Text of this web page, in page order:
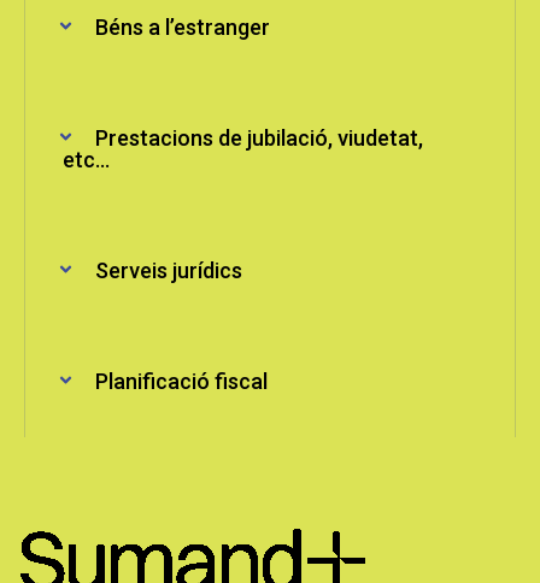
Béns a l’estranger
Prestacions de jubilació, viudetat,
etc...
Serveis jurídics
Planificació fiscal